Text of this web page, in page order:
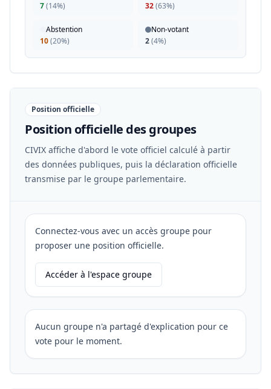
7(14%)
32(63%)
Abstention
10(20%)
Non-votant
2(4%)
Position officielle
Position officielle des groupes
CIVIX affiche d'abord le vote officiel calculé à partir
des données publiques, puis la déclaration officielle
transmise par le groupe parlementaire.
Connectez-vous avec un accès groupe pour
proposer une position officielle.
Accéder à l'espace groupe
Aucun groupe n'a partagé d'explication pour ce
vote pour le moment.